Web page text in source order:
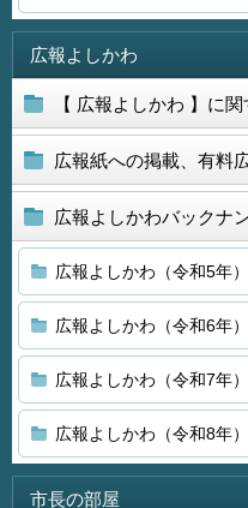
広報よしかわ
【 広報よしかわ 】に
広報紙への掲載、有料
広報よしかわバックナ
広報よしかわ（令和5年）
広報よしかわ（令和6年）
広報よしかわ（令和7年）
広報よしかわ（令和8年）
市長の部屋